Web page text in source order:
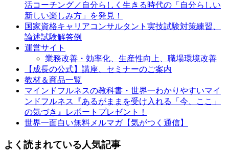
活コーチング／自分らしく生きる時代の「自分らしい
新しい楽しみ方」を発見！
国家資格キャリアコンサルタント実技試験対策練習、
論述試験解答例
運営サイト
業務改善・効率化、生産性向上、職場環境改善
【成長の公式】講座、セミナーのご案内
教材＆商品一覧
マインドフルネスの教科書・世界一わかりやすいマイ
ンドフルネス『あるがままを受け入れる「今、ここ」
の気づき』レポートプレゼント！
世界一面白い無料メルマガ【気がつく通信】
よく読まれている人気記事